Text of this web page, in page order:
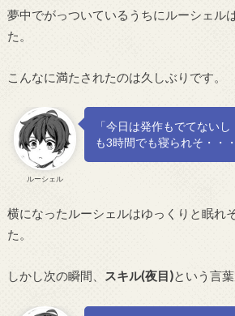
夢中でがっついているうちにルーシェル
た。
こんなに満たされたのは久しぶりです。
ルーシェル
「今日は発作もでてない
も3時間でも寝られそ・・・
横になったルーシェルはゆっくりと眠れ
た。
しかし次の瞬間、 スキル(夜目)という言